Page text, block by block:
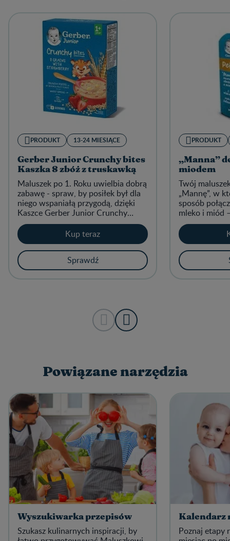
PRODUKT 13-24 MIESIĄCE
Gerber Junior Crunchy bites
Kaszka 8 zbóż z truskawką
Maluszek po 1. Roku uwielbia dobrą
zabawę - spraw, by posiłek był dla
niego wspaniałą przygodą, dzięki
Kaszce Gerber Junior Crunchy
bites!
Kup teraz
Sprawdź
PRODUKT
„Manna”
miodem
Twój
„Mannę”, w
sposób
mleko i miód
zawsze
domu, na
Powiązane narzędzia
Wyszukiwarka przepisów
Szukasz kulinarnych inspiracji, by
Kalendarz
Poznaj etapy